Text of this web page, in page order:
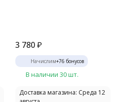
3 780 ₽
Начислим+76 бонусов
В наличии 30 шт.
Доставка магазина: Среда 12